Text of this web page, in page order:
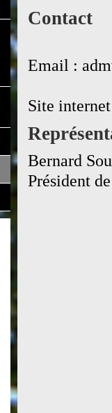
Contact
Email :
Site
Bernard
Président